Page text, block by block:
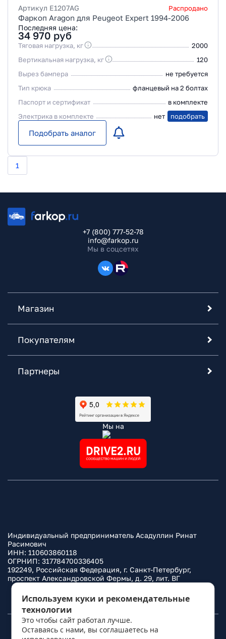
Артикул E1207AG Распродано
Фаркоп Aragon для Peugeot Expert 1994-2006
Последняя цена:
34 970 руб
Тяговая нагрузка, кг
2000
Вертикальная нагрузка, кг
120
Вырез бампера
не требуется
Тип крюка
фланцевый на 2 болтах
Паспорт и сертификат
в комплекте
Электрика в комплекте
нет подобрать
Подобрать аналог
1
+7 (800) 777-52-78
info@farkop.ru
Мы в соцсетях
Магазин
Покупателям
Партнеры
Мы на
Индивидуальный предприниматель Асадуллин Ринат
Расимович
ИНН: 110603860118
ОГРНИП: 317784700336405
192249, Российская Федерация, г. Санкт-Петербург,
проспект Александровской Фермы, д. 29, лит. ВГ
Политика конфиденциальности
© 2010– 2026Фаркоп.ру
Используем куки и рекомендательные
технологии
Это чтобы сайт работал лучше.
Оставаясь с нами, вы соглашаетесь на